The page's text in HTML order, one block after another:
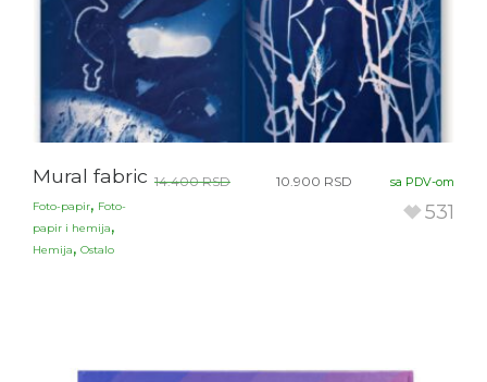
Mural fabric
Foto-papir, Foto-
papir i hemija,
Hemija, Ostalo
14.400RSD 10.900 RSD sa PDV-om
531